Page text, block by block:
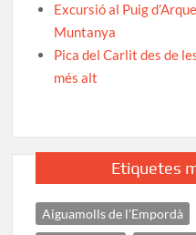
Excursió al Puig
Muntanya
Pica del Carlit des de
més alt
Etiquetes
Aiguamolls de l'Empordà